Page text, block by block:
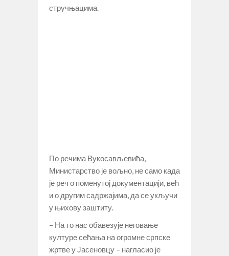
стручњацима.
По речима Вукосављевића,
Министарство је вољно, не само када
је реч о поменутој документацији, већ
и о другим садржајима, да се укључи
у њихову заштиту.
– На то нас обавезује неговање
културе сећања на огромне српске
жртве у Јасеновцу – нагласио је